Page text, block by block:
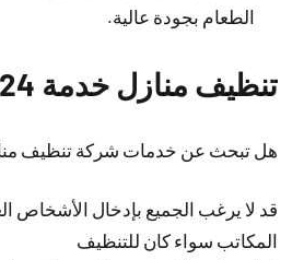
الطعام بجودة عالية.
تنظيف منازل خدمة 24 ساعة
هل تبحث عن خدمات شركة تنظيف منازل
قد لا يرغب الجميع بإدخال الأشخاص
المكاتب سواء كان للتنظيف